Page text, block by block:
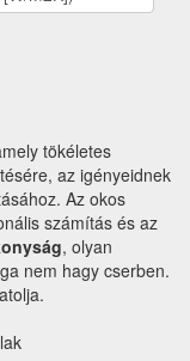
tökéletes
az igényeidnek
Az okos
számítás és az
, olyan
nem hagy cserben.